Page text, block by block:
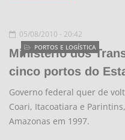
PORTOS E LOGÍSTICA
05/08/2010 - 20:42
Ministério dos
cinco portos do
Governo federal quer de
Coari, Itacoatiara e
Amazonas em 1997.